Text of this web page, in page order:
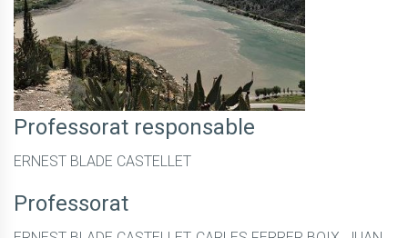
Professorat responsable
ERNEST BLADE CASTELLET
Professorat